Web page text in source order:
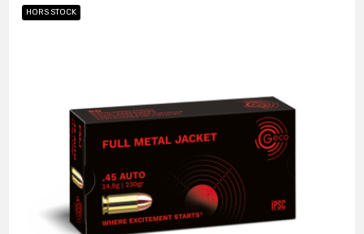
HORS STOCK